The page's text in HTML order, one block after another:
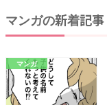
マンガの新着記事
マンガ